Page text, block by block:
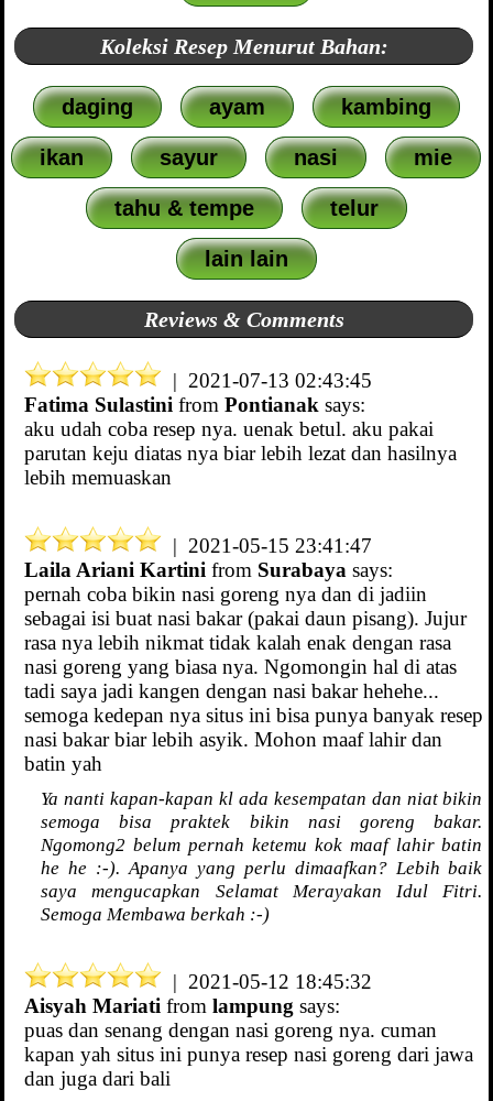
Koleksi Resep Menurut Bahan:
daging ayam kambing
ikan sayur nasi mie
tahu & tempe telur
lain lain
Reviews & Comments
| 2021-07-13 02:43:45
Fatima Sulastini from Pontianak says:
aku udah coba resep nya. uenak betul. aku pakai
parutan keju diatas nya biar lebih lezat dan hasilnya
lebih memuaskan
| 2021-05-15 23:41:47
Laila Ariani Kartini from Surabaya says:
pernah coba bikin nasi goreng nya dan di jadiin
sebagai isi buat nasi bakar (pakai daun pisang). Jujur
rasa nya lebih nikmat tidak kalah enak dengan rasa
nasi goreng yang biasa nya. Ngomongin hal di atas
tadi saya jadi kangen dengan nasi bakar hehehe...
semoga kedepan nya situs ini bisa punya banyak resep
nasi bakar biar lebih asyik. Mohon maaf lahir dan
batin yah
Ya nanti kapan-kapan kl ada kesempatan dan niat bikin
semoga bisa praktek bikin nasi goreng bakar.
Ngomong2 belum pernah ketemu kok maaf lahir batin
he he :-). Apanya yang perlu dimaafkan? Lebih baik
saya mengucapkan Selamat Merayakan Idul Fitri.
Semoga Membawa berkah :-)
| 2021-05-12 18:45:32
Aisyah Mariati from lampung says:
puas dan senang dengan nasi goreng nya. cuman
kapan yah situs ini punya resep nasi goreng dari jawa
dan juga dari bali